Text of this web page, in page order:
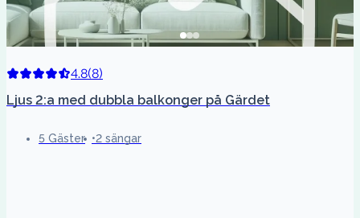
4.8(8)
Ljus 2:a med dubbla balkonger på Gärdet
5 Gäster 2 sängar